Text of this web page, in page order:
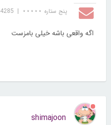
پنج ستاره ⋆⋆⋆⋆⋆ |
4285
اگه واقعی باشه خیلی بامزست
shimajoon